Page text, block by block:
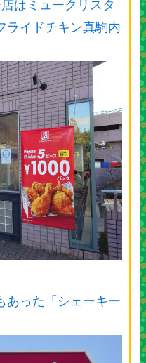
はミュークリスタ
ライドチキン真駒内
あった「シェーキー